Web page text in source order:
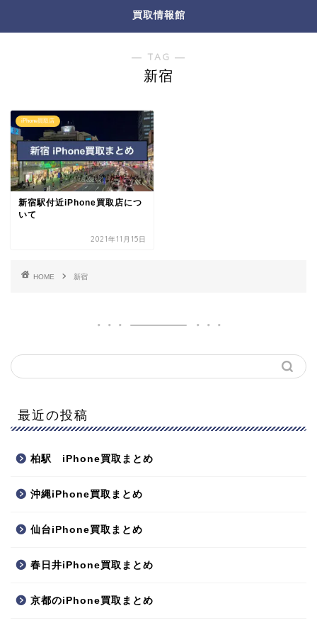
買取情報館
― TAG ―
新宿
iPhone買取店
新宿駅付近iPhone買取店につ
いて
2021年11月15日
HOME 新宿
最近の投稿
柏駅 iPhone買取まとめ
沖縄iPhone買取まとめ
仙台iPhone買取まとめ
春日井iPhone買取まとめ
京都のiPhone買取まとめ